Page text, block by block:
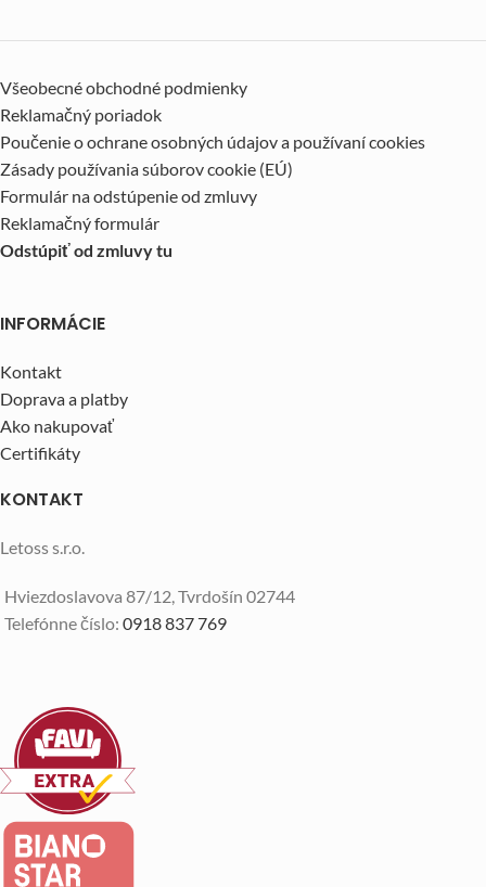
Všeobecné obchodné podmienky
Reklamačný poriadok
Poučenie o ochrane osobných údajov a používaní cookies
Zásady používania súborov cookie (EÚ)
Formulár na odstúpenie od zmluvy
Reklamačný formulár
Odstúpiť od zmluvy tu
INFORMÁCIE
Kontakt
Doprava a platby
Ako nakupovať
Certifikáty
KONTAKT
Letoss s.r.o.
Hviezdoslavova 87/12, Tvrdošín 02744
Telefónne číslo: 0918 837 769